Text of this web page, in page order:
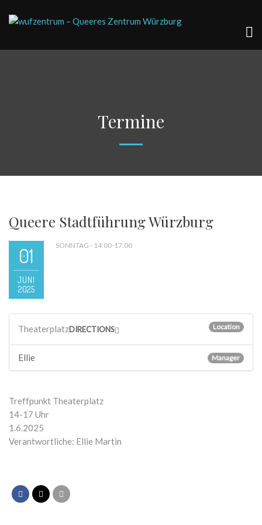
Termine
Queere Stadtführung Würzburg
01
JUNI
2025
SONNTAG - 14:00-17:00
Theaterplatz Location
DIRECTIONS
Ellie Manager
Treffpunkt Theaterplatz
14-17 Uhr
1.6.2025
Verantwortliche: Ellie Martin